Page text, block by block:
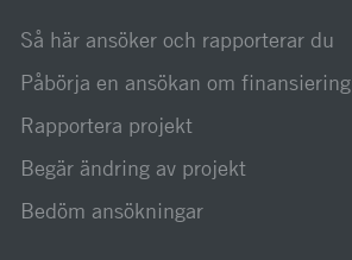
Så här ansöker och rapporterar du
Påbörja en ansökan om finansiering
Rapportera projekt
Begär ändring av projekt
Bedöm ansökningar